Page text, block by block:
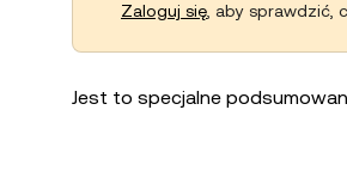
Zaloguj się , aby
Jest to specjalne